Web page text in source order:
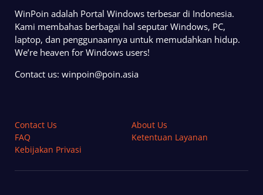
WinPoin adalah Portal Windows terbesar di Indonesia.
Kami membahas berbagai hal seputar Windows, PC,
laptop, dan penggunaannya untuk memudahkan hidup.
We’re heaven for Windows users!
Contact us: winpoin@poin.asia
Contact Us
About Us
FAQ
Ketentuan Layanan
Kebijakan Privasi